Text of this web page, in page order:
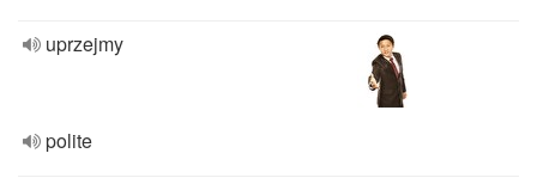
uprzejmy
polite